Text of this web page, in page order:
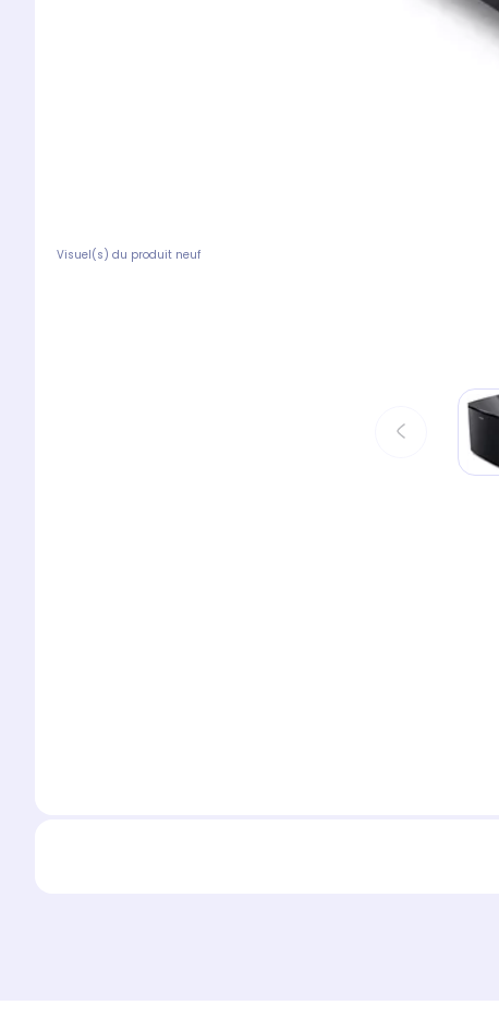
Visuel(s) du produit neuf